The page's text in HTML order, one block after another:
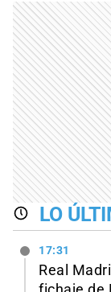
LO
17:31
Real